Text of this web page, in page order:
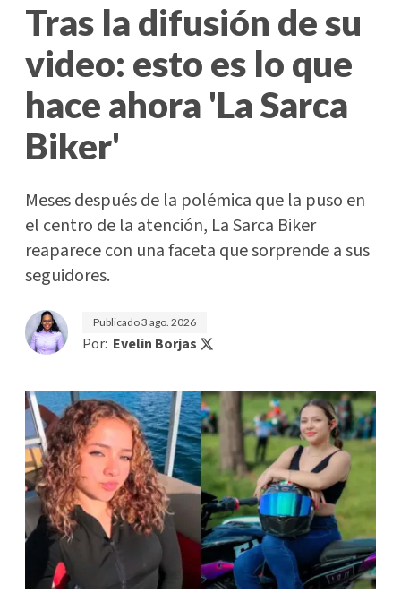
Tras la difusión de su
video: esto es lo que
hace ahora 'La Sarca
Biker'
Meses después de la polémica que la puso en
el centro de la atención, La Sarca Biker
reaparece con una faceta que sorprende a sus
seguidores.
Publicado3 ago. 2026
Por: Evelin Borjas